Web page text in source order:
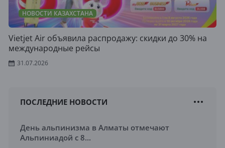
НОВОСТИ КАЗАХСТАНА
Vietjet Air объявила распродажу: скидки до 30% на
международные рейсы
31.07.2026
ПОСЛЕДНИЕ НОВОСТИ
День альпинизма в Алматы отмечают
Альпиниадой с 8...